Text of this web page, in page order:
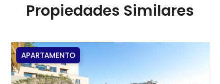
Propiedades Similares
APARTAMENTO